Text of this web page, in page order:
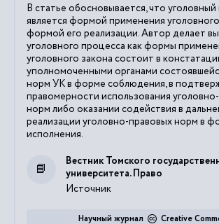
В статье обосновывается, что
является формой применения
формой его реализации. Автор делает
уголовного процесса как формы
уголовного закона состоит в
уполномоченными органами
норм УК в форме соблюдения, в
правомерности использования
норм либо оказании содействия в
реализации уголовно-правовых норм в
исполнения.
Источник
Вестник Томского
университета. Право
Creative
Научный журнал